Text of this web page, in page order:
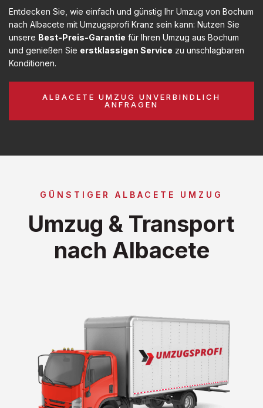
Entdecken Sie, wie einfach und günstig Ihr Umzug von Bochum
nach Albacete mit Umzugsprofi Kranz sein kann: Nutzen Sie
unsere Best-Preis-Garantie für Ihren Umzug aus Bochum
und genießen Sie erstklassigen Service zu unschlagbaren
Konditionen.
ALBACETE UMZUG UNVERBINDLICH
ANFRAGEN
GÜNSTIGER ALBACETE UMZUG
Umzug & Transport
nach Albacete